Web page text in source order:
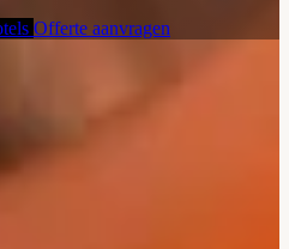
Offerte aanvragen